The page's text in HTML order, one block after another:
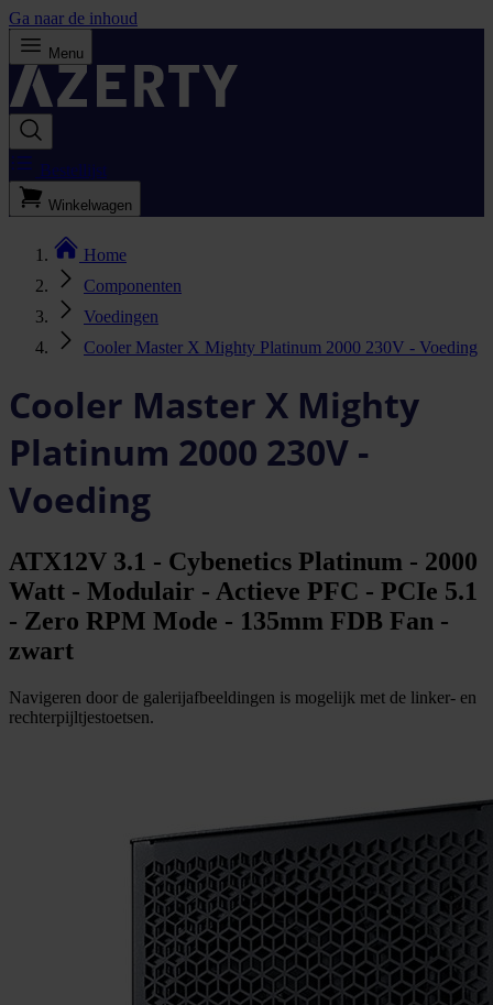
Ga naar de inhoud
Menu
Bestellijst
Winkelwagen
Home
Componenten
Voedingen
Cooler Master X Mighty Platinum 2000 230V - Voeding
Cooler Master X Mighty
Platinum 2000 230V -
Voeding
ATX12V 3.1 - Cybenetics Platinum - 2000
Watt - Modulair - Actieve PFC - PCIe 5.1
- Zero RPM Mode - 135mm FDB Fan -
zwart
Navigeren door de galerijafbeeldingen is mogelijk met de linker- en
rechterpijltjestoetsen.